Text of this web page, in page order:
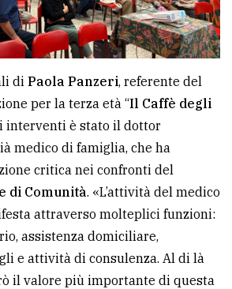
di Paola Panzeri, referente del
per la terza età “Il Caffè degli
interventi è stato il dottor
medico di famiglia, che ha
critica nei confronti del
di Comunità. «L’attività del medico
attraverso molteplici funzioni:
assistenza domiciliare,
e attività di consulenza. Al di là
il valore più importante di questa